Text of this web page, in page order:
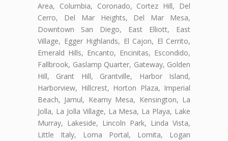
Area, Columbia, Coronado, Cortez Hill, Del
Cerro, Del Mar Heights, Del Mar Mesa,
Downtown San Diego, East Elliott, East
Village, Egger Highlands, El Cajon, El Cerrito,
Emerald Hills, Encanto, Encinitas, Escondido,
Fallbrook, Gaslamp Quarter, Gateway, Golden
Hill, Grant Hill, Grantville, Harbor Island,
Harborview, Hillcrest, Horton Plaza, Imperial
Beach, Jamul, Kearny Mesa, Kensington, La
Jolla, La Jolla Village, La Mesa, La Playa, Lake
Murray, Lakeside, Lincoln Park, Linda Vista,
Little Italy, Loma Portal, Lomita, Logan